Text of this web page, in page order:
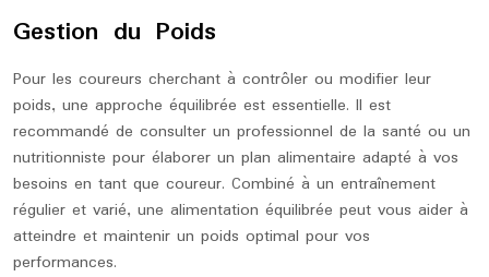
Gestion du Poids
Pour les coureurs cherchant à contrôler ou modifier leur
poids, une approche équilibrée est essentielle. Il est
recommandé de consulter un professionnel de la santé ou un
nutritionniste pour élaborer un plan alimentaire adapté à vos
besoins en tant que coureur. Combiné à un entraînement
régulier et varié, une alimentation équilibrée peut vous aider à
atteindre et maintenir un poids optimal pour vos
performances.